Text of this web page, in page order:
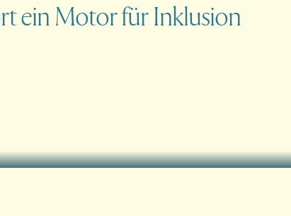
ein Motor für Inklusion